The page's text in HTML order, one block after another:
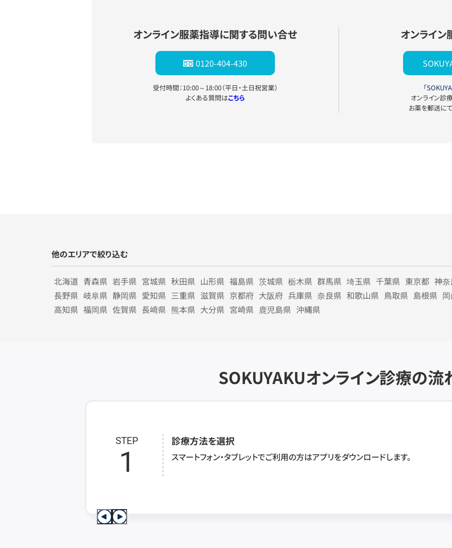
オンライン服薬指導に関する問い合せ
0120-404-430
受付時間：10:00～18:00（平日・土日祝営業）
よくある質問はこちら
オンライ
「
オンライン診
お薬を郵送に
他のエリアで絞り込む
北海道 青森県 岩手県 宮城県 秋田県 山形県 福島県 茨城県 栃木県 群馬県 埼玉県 千葉県 東京都 神
長野県 岐阜県 静岡県 愛知県 三重県 滋賀県 京都府 大阪府 兵庫県 奈良県 和歌山県 鳥取県 島根県
高知県 福岡県 佐賀県 長崎県 熊本県 大分県 宮崎県 鹿児島県 沖縄県
SOKUYAKUオンライン診療の流
STEP
1
診療方法を選択
スマートフォン・タブレットでご利用の方はアプリをダウンロードします。